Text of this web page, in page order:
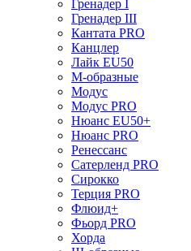
Гренадер I
Гренадер III
Кантата PRO
Канцлер
Лайк EU50
М-образные
Модус
Модус PRO
Нюанс EU50+
Нюанс PRO
Ренессанс
Сатерленд PRO
Сирокко
Терция PRO
Флюид+
Фьорд PRO
Хорда